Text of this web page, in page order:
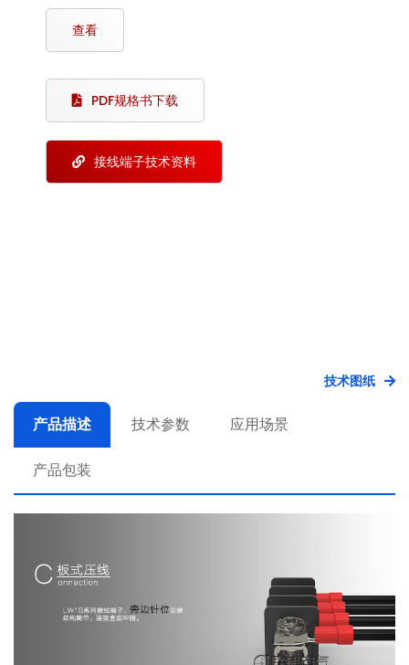
查看
PDF规格书下载
接线端子技术资料
产品描述 技术参数 应用场景
产品包装
技术图纸